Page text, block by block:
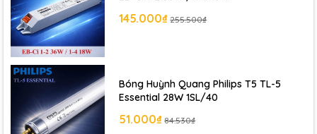
Sử dụng vớichấn lưu và starter phù hợp
Không bật/tắt liên tục để tăng tuổi thọ bóng
📞 Liên hệ ngay để được tư vấn miễn phí
và nhận ưu đãi
145.000₫ 255.500₫
Bóng Huỳnh Quang Philips T5 TL-5
Essential 28W 1SL/40
51.000₫ 84.530₫